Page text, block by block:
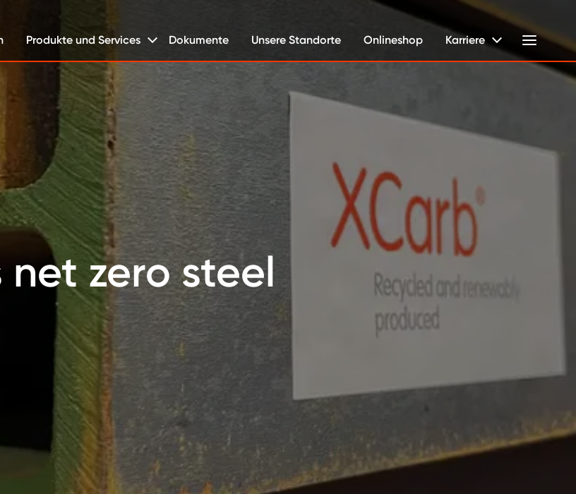
Produkte und Services Dokumente Unsere Standorte Onlineshop Karriere
zero steel